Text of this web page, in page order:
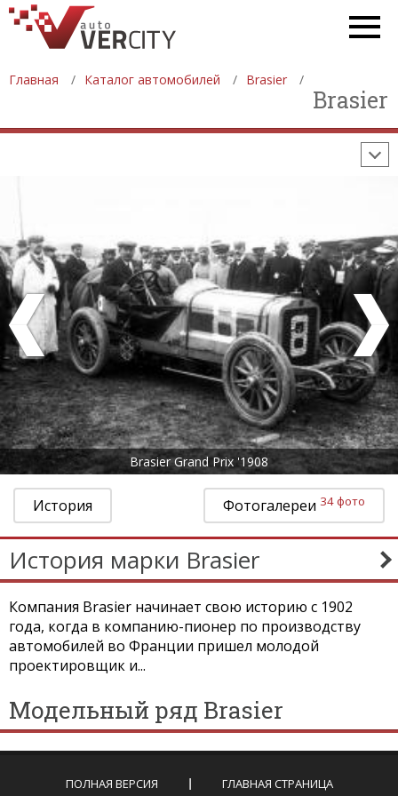
Главная Каталог автомобилей Brasier
Brasier
СТАТИСТИКА
ПРОИЗВОДСТВО АВТОМОБИЛЕЙ
Brasier Grand Prix '1908
История Фотогалереи 34 фото
История марки Brasier
Компания Brasier начинает свою историю с 1902
года, когда в компанию-пионер по производству
автомобилей во Франции пришел молодой
проектировщик и...
Модельный ряд Brasier
ПОЛНАЯ ВЕРСИЯ ГЛАВНАЯ СТРАНИЦА